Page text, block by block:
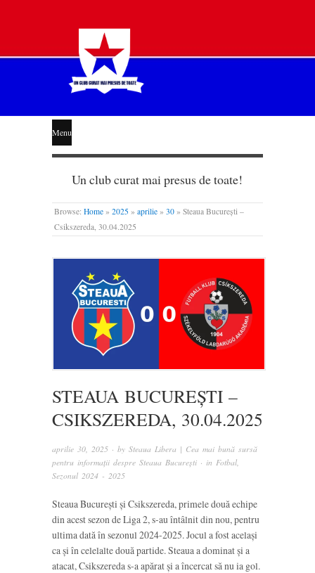
STEAUA
LIBERĂ
Menu
Un club curat mai presus de toate!
Browse: Home » 2025 » aprilie » 30 » Steaua București –
Csikszereda, 30.04.2025
STEAUA BUCUREȘTI –
CSIKSZEREDA, 30.04.2025
aprilie 30, 2025 · by Steaua Libera | Cea mai bună sursă
pentru informații despre Steaua București · in Fotbal
Sezonul 2024 - 2025
Steaua București și Csikszereda, primele două echipe
din acest sezon de Liga 2, s-au întâlnit din nou, pentru
ultima dată în sezonul 2024-2025. Jocul a fost același
ca și în celelalte două partide. Steaua a dominat și a
atacat, Csikszereda s-a apărat și a încercat să nu ia gol.